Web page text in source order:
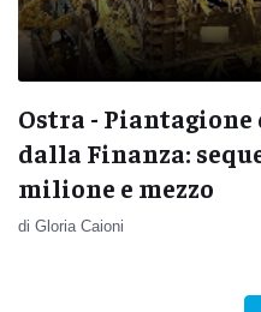
Ostra -
dalla Finanza:
milione e mezzo
di Gloria Caioni